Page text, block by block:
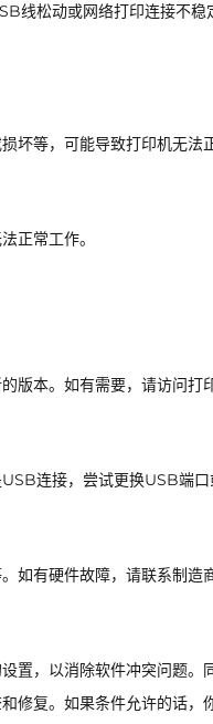
线松动或网络打印连接不稳
坏等，可能导致打印机无法
正常工作。
版本。如有需要，请访问打
连接，尝试更换USB端
如有硬件故障，请联系制造
置，以消除软件冲突问题
修复。如果条件允许的话